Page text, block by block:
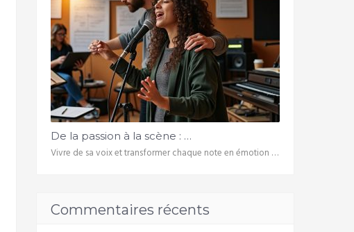
De la passion à la scène : …
Vivre de sa voix et transformer chaque note en émotion …
Commentaires récents